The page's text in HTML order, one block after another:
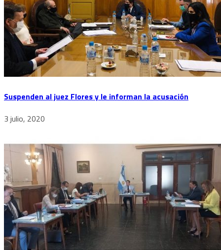
Suspenden al juez Flores y le informan la acusación
3 julio, 2020